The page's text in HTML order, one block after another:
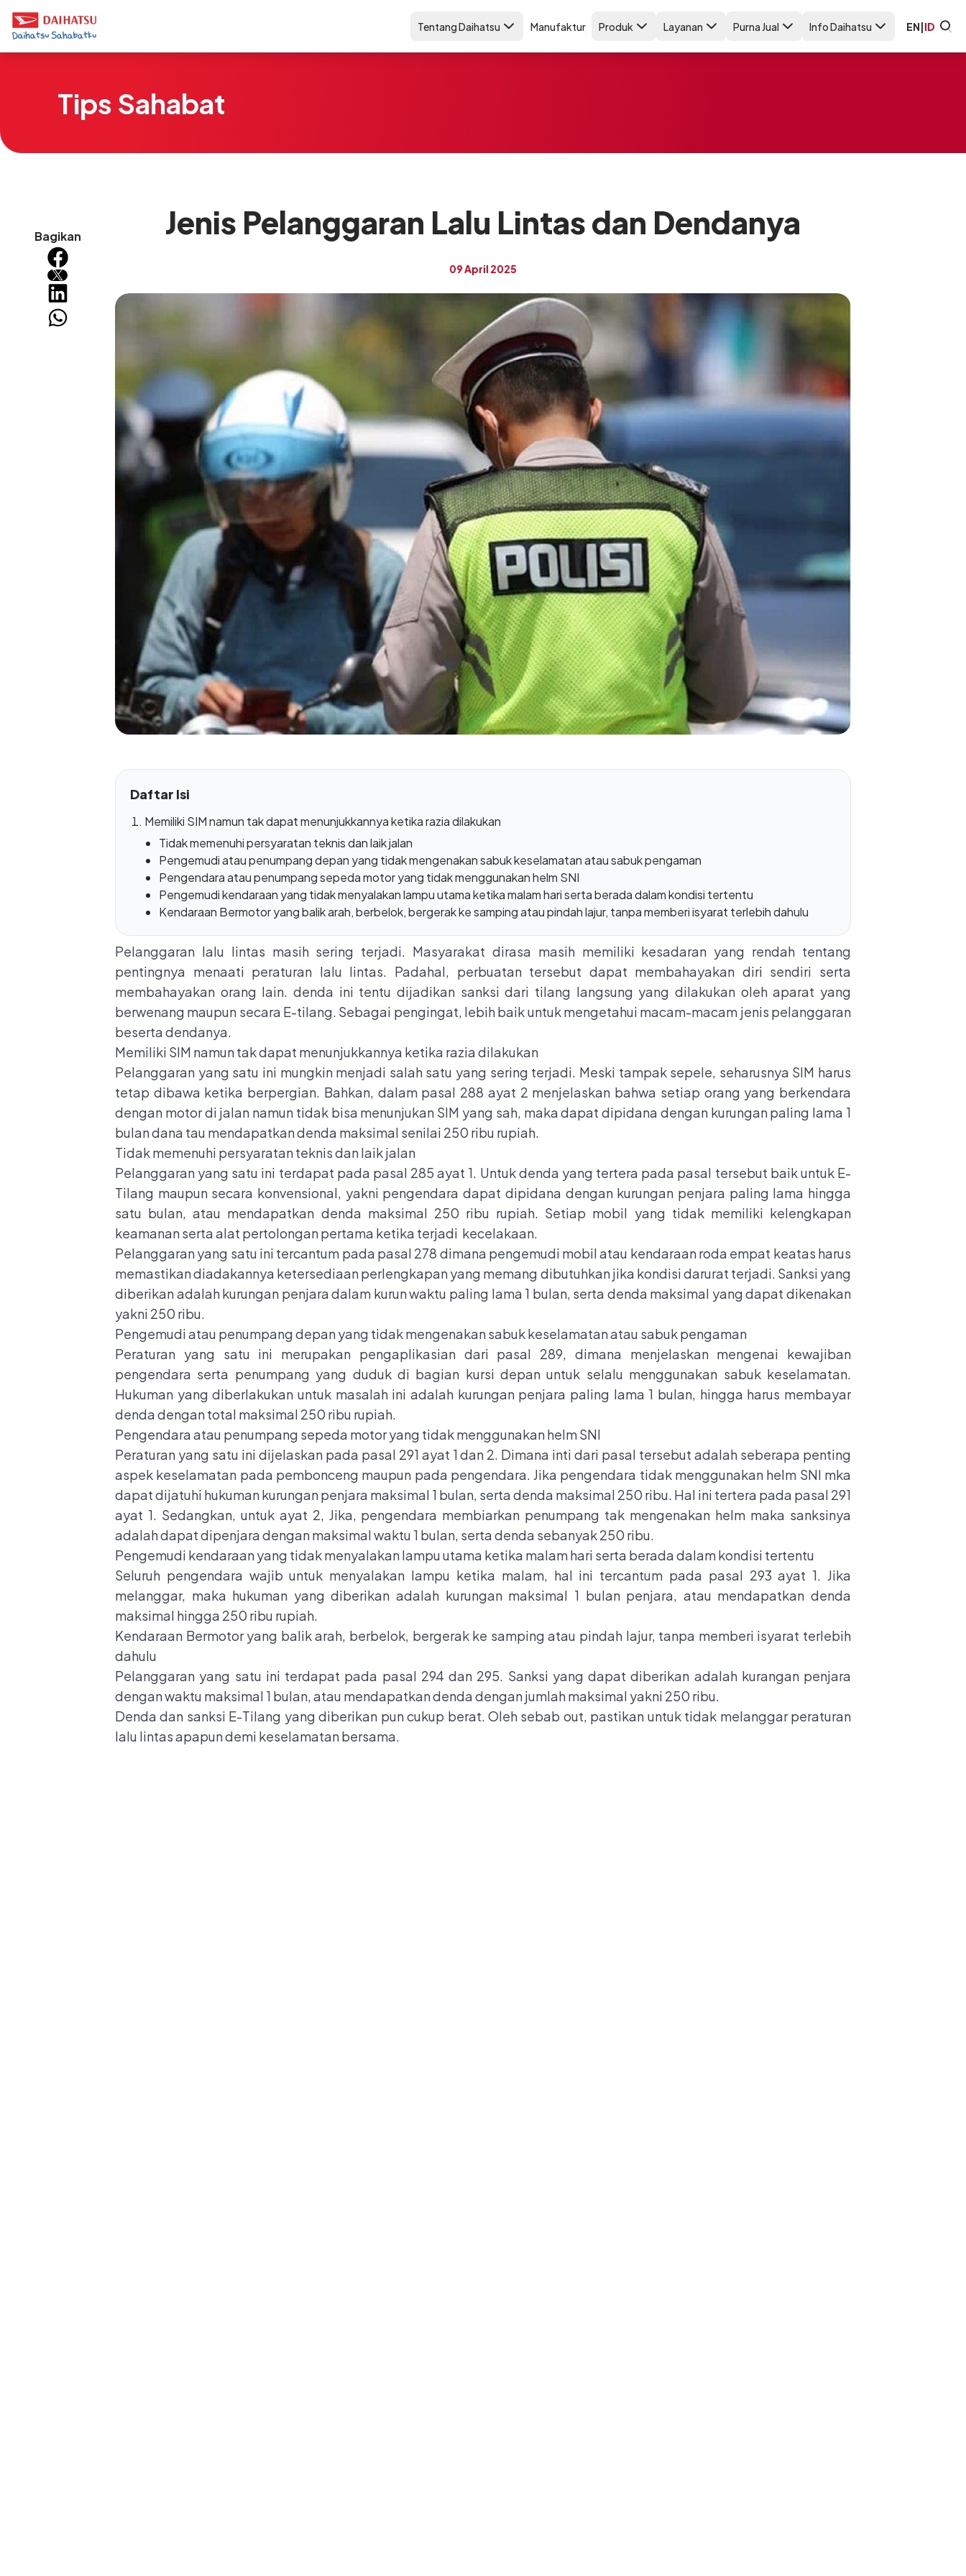
Tentang Daihatsu Manufaktur Produk Layanan Purna Jual Info Daihatsu EN|ID
Tips Sahabat
Bagikan Jenis Pelanggaran Lalu Lintas dan Dendanya
09 April 2025
Daftar Isi
Memiliki SIM namun tak dapat menunjukkannya ketika razia dilakukan
Tidak memenuhi persyaratan teknis dan laik jalan
Pengemudi atau penumpang depan yang tidak mengenakan sabuk keselamatan atau sabuk pengaman
Pengendara atau penumpang sepeda motor yang tidak menggunakan helm SNI
Pengemudi kendaraan yang tidak menyalakan lampu utama ketika malam hari serta berada dalam kondisi tertentu
Kendaraan Bermotor yang balik arah, berbelok, bergerak ke samping atau pindah lajur, tanpa memberi isyarat terlebih dahulu
Pelanggaran lalu lintas masih sering terjadi. Masyarakat dirasa masih memiliki kesadaran yang rendah tentang
pentingnya menaati peraturan lalu lintas. Padahal, perbuatan tersebut dapat membahayakan diri sendiri serta
membahayakan orang lain. denda ini tentu dijadikan sanksi dari tilang langsung yang dilakukan oleh aparat yang
berwenang maupun secara E-tilang. Sebagai pengingat, lebih baik untuk mengetahui macam-macam jenis pelanggaran
beserta dendanya.
Memiliki SIM namun tak dapat menunjukkannya ketika razia dilakukan
Pelanggaran yang satu ini mungkin menjadi salah satu yang sering terjadi. Meski tampak sepele, seharusnya SIM harus
tetap dibawa ketika berpergian. Bahkan, dalam pasal 288 ayat 2 menjelaskan bahwa setiap orang yang berkendara
dengan motor di jalan namun tidak bisa menunjukan SIM yang sah, maka dapat dipidana dengan kurungan paling lama 1
bulan dana tau mendapatkan denda maksimal senilai 250 ribu rupiah.
Tidak memenuhi persyaratan teknis dan laik jalan
Pelanggaran yang satu ini terdapat pada pasal 285 ayat 1. Untuk denda yang tertera pada pasal tersebut baik untuk E-
Tilang maupun secara konvensional, yakni pengendara dapat dipidana dengan kurungan penjara paling lama hingga
satu bulan, atau mendapatkan denda maksimal 250 ribu rupiah. Setiap mobil yang tidak memiliki kelengkapan
keamanan serta alat pertolongan pertama ketika terjadi kecelakaan.
Pelanggaran yang satu ini tercantum pada pasal 278 dimana pengemudi mobil atau kendaraan roda empat keatas harus
memastikan diadakannya ketersediaan perlengkapan yang memang dibutuhkan jika kondisi darurat terjadi. Sanksi yang
diberikan adalah kurungan penjara dalam kurun waktu paling lama 1 bulan, serta denda maksimal yang dapat dikenakan
yakni 250 ribu.
Pengemudi atau penumpang depan yang tidak mengenakan sabuk keselamatan atau sabuk pengaman
Peraturan yang satu ini merupakan pengaplikasian dari pasal 289, dimana menjelaskan mengenai kewajiban
pengendara serta penumpang yang duduk di bagian kursi depan untuk selalu menggunakan sabuk keselamatan.
Hukuman yang diberlakukan untuk masalah ini adalah kurungan penjara paling lama 1 bulan, hingga harus membayar
denda dengan total maksimal 250 ribu rupiah.
Pengendara atau penumpang sepeda motor yang tidak menggunakan helm SNI
Peraturan yang satu ini dijelaskan pada pasal 291 ayat 1 dan 2. Dimana inti dari pasal tersebut adalah seberapa penting
aspek keselamatan pada pembonceng maupun pada pengendara. Jika pengendara tidak menggunakan helm SNI mka
dapat dijatuhi hukuman kurungan penjara maksimal 1 bulan, serta denda maksimal 250 ribu. Hal ini tertera pada pasal 291
ayat 1. Sedangkan, untuk ayat 2, Jika, pengendara membiarkan penumpang tak mengenakan helm maka sanksinya
adalah dapat dipenjara dengan maksimal waktu 1 bulan, serta denda sebanyak 250 ribu.
Pengemudi kendaraan yang tidak menyalakan lampu utama ketika malam hari serta berada dalam kondisi tertentu
Seluruh pengendara wajib untuk menyalakan lampu ketika malam, hal ini tercantum pada pasal 293 ayat 1. Jika
melanggar, maka hukuman yang diberikan adalah kurungan maksimal 1 bulan penjara, atau mendapatkan denda
maksimal hingga 250 ribu rupiah.
Kendaraan Bermotor yang balik arah, berbelok, bergerak ke samping atau pindah lajur, tanpa memberi isyarat terlebih
dahulu
Pelanggaran yang satu ini terdapat pada pasal 294 dan 295. Sanksi yang dapat diberikan adalah kurangan penjara
dengan waktu maksimal 1 bulan, atau mendapatkan denda dengan jumlah maksimal yakni 250 ribu.
Denda dan sanksi E-Tilang yang diberikan pun cukup berat. Oleh sebab out, pastikan untuk tidak melanggar peraturan
lalu lintas apapun demi keselamatan bersama.